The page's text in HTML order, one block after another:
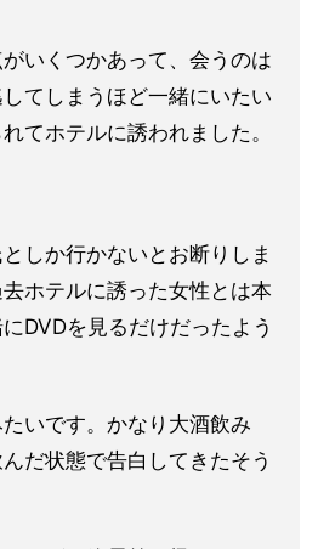
がいくつかあって、会うのは
てしまうほど一緒にいたい
てホテルに誘われました。
しか行かないとお断りしま
ホテルに誘った女性とは本
DVDを見るだけだったよう
いです。かなり大酒飲み
だ状態で告白してきたそう